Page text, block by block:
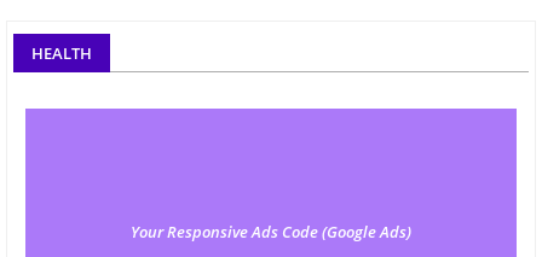
HEALTH
Your Responsive Ads Code (Google Ads)